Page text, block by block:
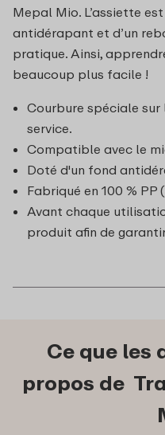
Mepal Mio. L’assiette
antidérapant et d’un
pratique. Ainsi,
beaucoup plus facile !
Courbure spéciale
service.
Compatible avec le
Doté d'un fond
Fabriqué en 100 % PP
Avant chaque
produit afin de garantir
Ce que les
propos de